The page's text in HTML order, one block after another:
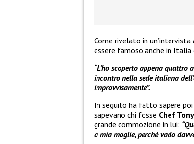
Come rivelato in un’intervista
essere famoso anche in
“L’ho scoperto appena quattro
incontro nella sede italiana
improvvisamente”.
In seguito ha fatto sapere poi
sapevano chi fosse Chef Tony
grande commozione in lui:
a mia moglie, perché vado